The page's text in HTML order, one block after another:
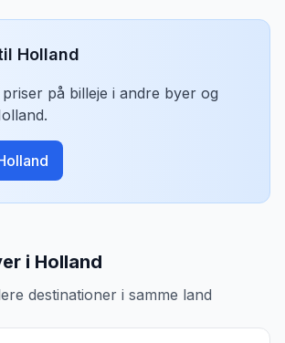
Holland
på billeje i andre byer og
.
i Holland
destinationer i samme land